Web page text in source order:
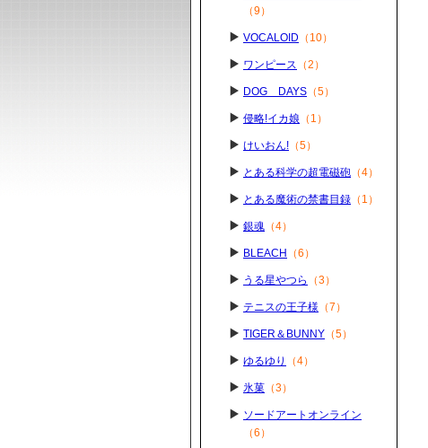
（9）
VOCALOID （10）
ワンピース （2）
DOG DAYS （5）
侵略!イカ娘 （1）
けいおん! （5）
とある科学の超電磁砲 （4）
とある魔術の禁書目録 （1）
銀魂 （4）
BLEACH （6）
うる星やつら （3）
テニスの王子様 （7）
TIGER＆BUNNY （5）
ゆるゆり （4）
氷菓 （3）
ソードアートオンライン
（6）